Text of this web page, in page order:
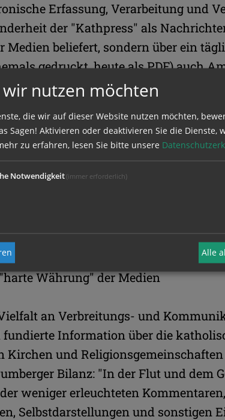
Erfassung, Verarbeitung und
der "Kathpress" als
Medien beliefert, sondern über ein
gedruckt, heute als PDF) auch
außerhalb der Kirche sowie
Zielgruppen setzte "Kathpress" früh
zugänglichen Publikation ihrer
20 Jahren ein umfangreiches
heute auch auf Social-Network-
einem Jahr gibt es zudem eine
Währung" der Medien
an Verbreitungs- und
Information über die
Kirchen und
Bilanz: "In der Flut und dem
weniger erleuchteten
Selbstdarstellungen und sonstigen
nutzen möchten
die wir auf dieser Website nutzen möchten,
Sagen! Aktivieren oder deaktivieren Sie die Dienste,
zu erfahren, lesen Sie bitte unsere
Notwendigkeit (immer erforderlich)
Alle